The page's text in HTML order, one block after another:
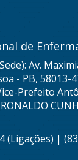
de
Av.
- PB, 58013-
Prefeito
(Ligações) |